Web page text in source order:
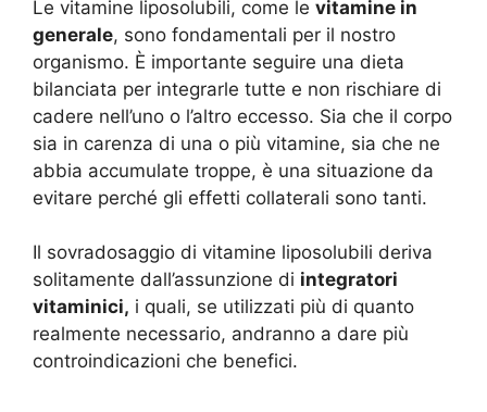
Le vitamine liposolubili, come le vitamine in
generale, sono fondamentali per il nostro
organismo. È importante seguire una dieta
bilanciata per integrarle tutte e non rischiare di
cadere nell’uno o l’altro eccesso. Sia che il corpo
sia in carenza di una o più vitamine, sia che ne
abbia accumulate troppe, è una situazione da
evitare perché gli effetti collaterali sono tanti.
Il sovradosaggio di vitamine liposolubili deriva
solitamente dall’assunzione di integratori
vitaminici, i quali, se utilizzati più di quanto
realmente necessario, andranno a dare più
controindicazioni che benefici.